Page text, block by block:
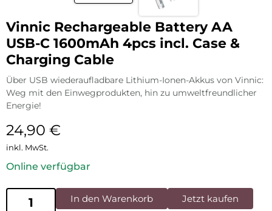
Vinnic Rechargeable Battery AA
USB-C 1600mAh 4pcs incl. Case &
Charging Cable
Über USB wiederaufladbare Lithium-Ionen-Akkus von Vinnic:
Weg mit den Einwegprodukten, hin zu umweltfreundlicher
Energie!
24,90 €
inkl. MwSt.
Online verfügbar
In den Warenkorb Jetzt kaufen